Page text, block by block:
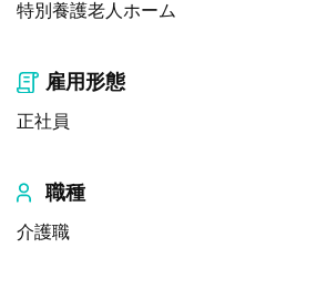
特別養護老人ホーム
雇用形態
正社員
職種
介護職